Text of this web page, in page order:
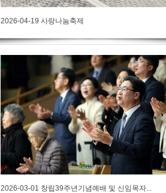
2026-04-19 사랑나눔축제
2026-03-01 창립39주년기념예배 및 신임목자...